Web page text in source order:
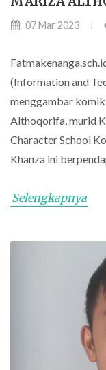
07 Mar 2023
(Information and
menggambar komik
Althoqorifa, murid
Character School
Khanza ini
Selengkapnya